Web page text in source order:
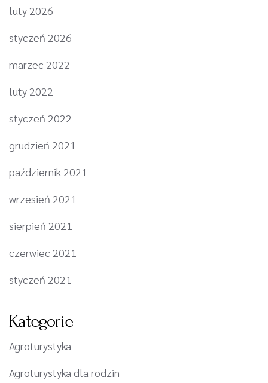
luty 2026
styczeń 2026
marzec 2022
luty 2022
styczeń 2022
grudzień 2021
październik 2021
wrzesień 2021
sierpień 2021
czerwiec 2021
styczeń 2021
Kategorie
Agroturystyka
Agroturystyka dla rodzin